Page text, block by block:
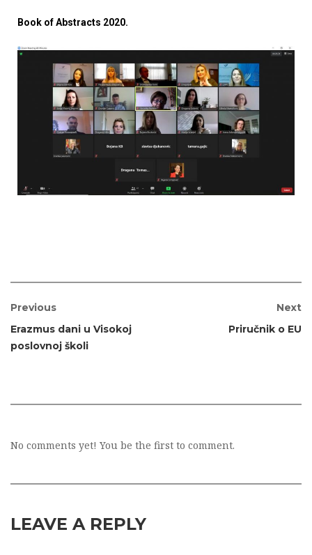
Book of Abstracts 2020.
Previous
Erazmus dani u Visokoj
poslovnoj školi
Next
Priručnik o EU
No comments yet! You be the first to comment.
LEAVE A REPLY